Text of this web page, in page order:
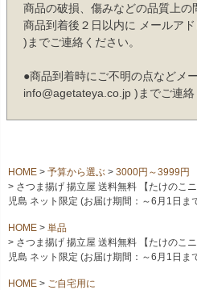
商品の破損、傷みなどの品質上の
商品到着後２日以内に メールア
)までご連絡ください。
●商品到着時にご不明の点などメ
info@agetateya.co.jp )までご連絡
HOME 予算から選ぶ
3000円～3999円
さつま揚げ 揚立屋 送料無料 【たけのこ
児島 ネット限定 (お届け期間：～6月1日ま
HOME
単品
さつま揚げ 揚立屋 送料無料 【たけのこ
児島 ネット限定 (お届け期間：～6月1日ま
HOME
ご自宅用に